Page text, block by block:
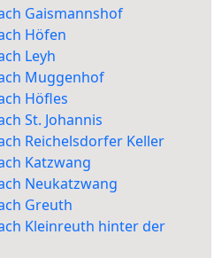
Gaismannshof
Höfen
Leyh
Muggenhof
Höfles
St. Johannis
Reichelsdorfer Keller
Katzwang
Neukatzwang
Greuth
Kleinreuth hinter der